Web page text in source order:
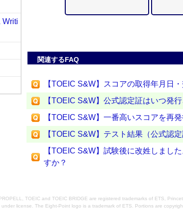
Writi
関連するFAQ
【TOEIC S&W】スコアの取得年月日
【TOEIC S&W】公式認定証はいつ発
【TOEIC S&W】一番高いスコアを再発
【TOEIC S&W】テスト結果（公式認
【TOEIC S&W】試験後に改姓しまし
すか？
TOEIC and TOEIC BRIDGE are registered trademarks of ETS,
under license. The Eight-Point logo is a trademark of ETS. Portions are